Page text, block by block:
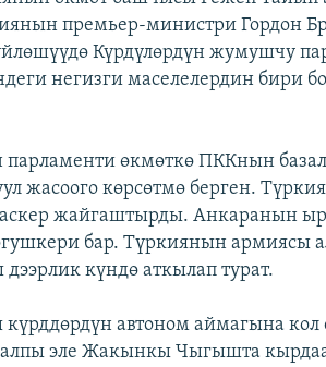
премьер-министри Гордон
Күрдүлөрдүн жумушчу
негизги маселелердин бири
парламенти өкмөткө ПККнын
жасоого көрсөтмө берген.
жайгаштырды. Анкаранын
бар. Түркиянын армиясы
күндө аткылап турат.
автоном аймагына кол
эле Жакынкы Чыгышта